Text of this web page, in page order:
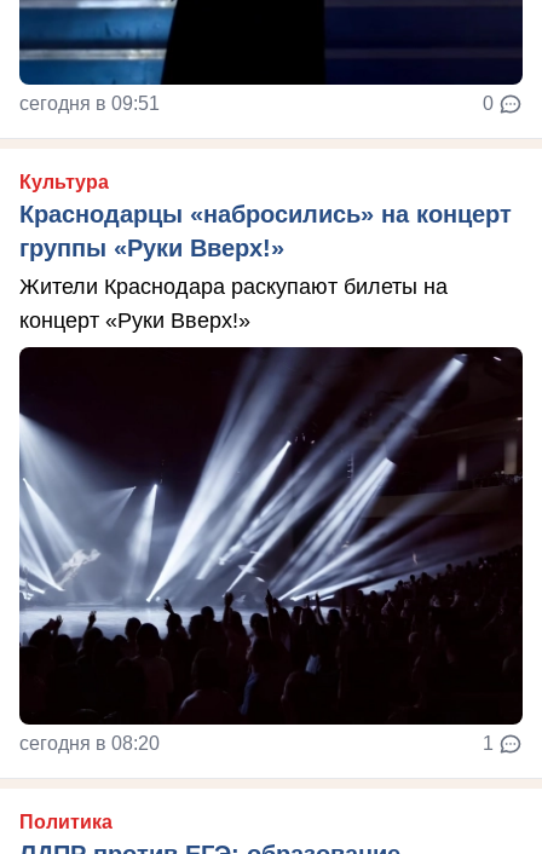
сегодня в 09:51 0
Культура
Краснодарцы «набросились» на концерт
группы «Руки Вверх!»
Жители Краснодара раскупают билеты на
концерт «Руки Вверх!»
сегодня в 08:20 1
Политика